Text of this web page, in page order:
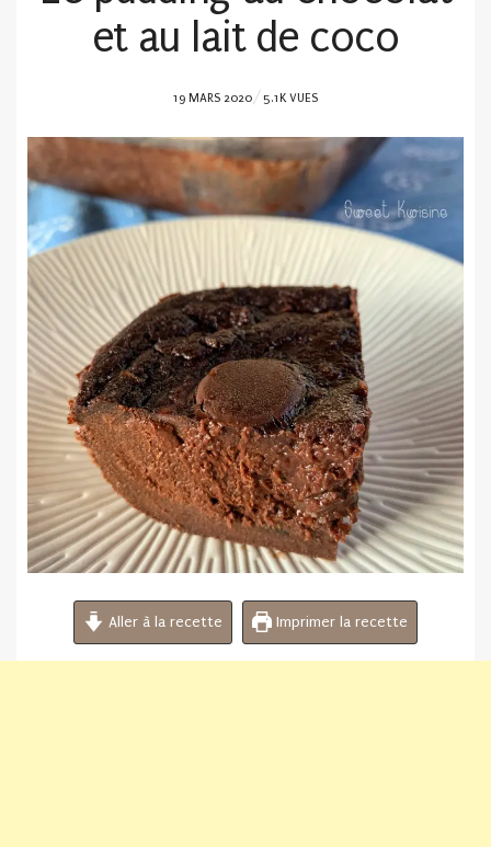
et au lait de coco
POSTED
19 MARS 2020 5.1K VUES
Aller à la recette Imprimer la recette